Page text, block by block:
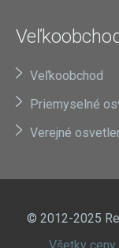
Veľkoobchod
Priemyselné
Verejné
© 2012-2025